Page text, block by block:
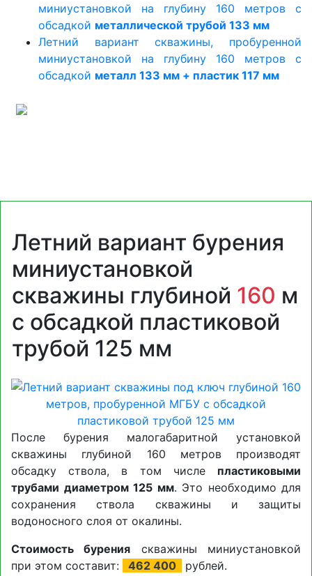
миниустановкой на глубину 160 метров с
обсадкой металлической трубой 133 мм
Летний вариант скважины, пробуренной
миниустановкой на глубину 160 метров с
обсадкой металл 133 мм + пластик 117 мм
Летний вариант бурения
миниустановкой
скважины глубиной 160 м
с обсадкой пластиковой
трубой 125 мм
После бурения малогабаритной установкой
скважины глубиной 160 метров производят
обсадку ствола, в том числе пластиковыми
трубами диаметром 125 мм. Это необходимо для
сохранения ствола скважины и защиты
водоносного слоя от окалины.
Стоимость бурения скважины миниустановкой
при этом составит:
462 400 рублей.